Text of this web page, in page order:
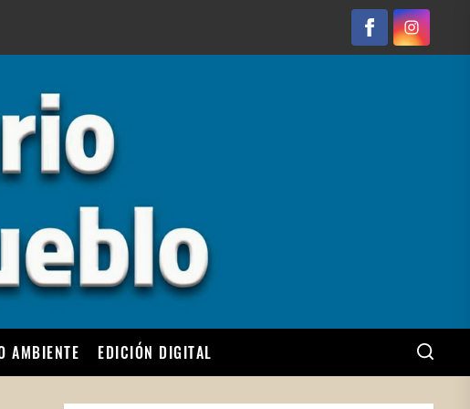
FacebookInstagram
AMBIENTE EDICIÓN DIGITAL